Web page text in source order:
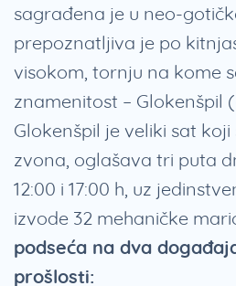
sagrađena je u neo-
prepoznatljiva je po
visokom, tornju na kome
znamenitost – Glokenšpil (
Glokenšpil je veliki sat koji
zvona, oglašava tri puta
12:00 i 17:00 h, uz
izvode 32 mehaničke
podseća na dva
prošlosti: